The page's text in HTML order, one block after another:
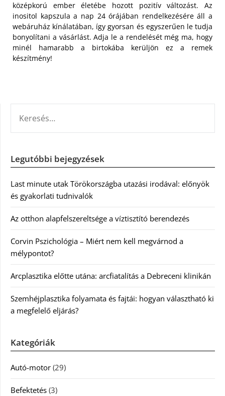
középkorú ember életébe hozott pozitív változást. Az
inositol kapszula a nap 24 órájában rendelkezésére áll a
webáruház kínálatában, így gyorsan és egyszerűen le tudja
bonyolítani a vásárlást. Adja le a rendelését még ma, hogy
minél hamarabb a birtokába kerüljön ez a remek
készítmény!
Legutóbbi bejegyzések
Last minute utak Törökországba utazási irodával: előnyök
és gyakorlati tudnivalók
Az otthon alapfelszereltsége a víztisztító berendezés
Corvin Pszichológia – Miért nem kell megvárnod a
mélypontot?
Arcplasztika előtte utána: arcfiatalítás a Debreceni klinikán
Szemhéjplasztika folyamata és fajtái: hogyan választható ki
a megfelelő eljárás?
Kategóriák
Autó-motor (29)
Befektetés (3)